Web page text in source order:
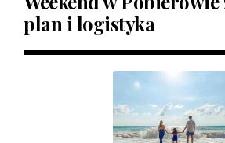
plan i logistyka